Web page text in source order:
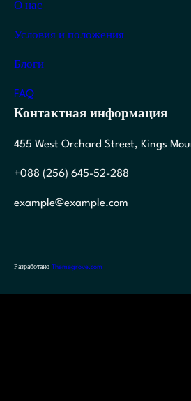
О нас
Условия и положения
Блоги
FAQ
Контактная информация
455 West Orchard Street, Kings
+088 (256) 645-52-288
example@example.com
Разработано Themegrove.com